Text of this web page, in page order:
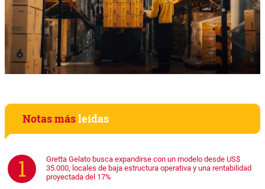
Notas másleídas
Gretta Gelato busca expandirse con un modelo desde US$
35.000, locales de baja estructura operativa y una rentabilidad
proyectada del 17%